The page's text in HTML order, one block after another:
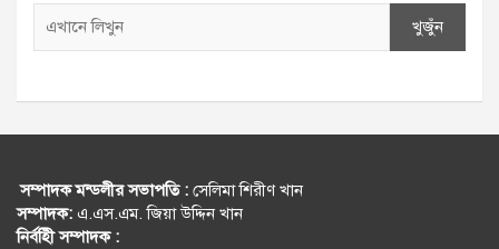
খুজুঁন
সম্পাদক মন্ডলীর সভাপতি : সেলিমা শিরীণ খান
সম্পাদক: এ.এস.এম. জিয়া উদ্দিন খান
নির্বহিী সম্পাদক :